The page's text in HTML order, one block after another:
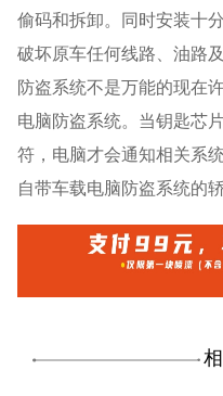
偷码和拆卸。同时安装十
破坏原车任何线路、油路
防盗系统不是万能的现在
电脑防盗系统。当钥匙芯
符，电脑才会通知相关系
自带车载电脑防盗系统的